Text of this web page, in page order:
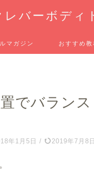
ーボディ
マガジン おすすめ教
でバランス
年1月5日 / 2019年7月8日